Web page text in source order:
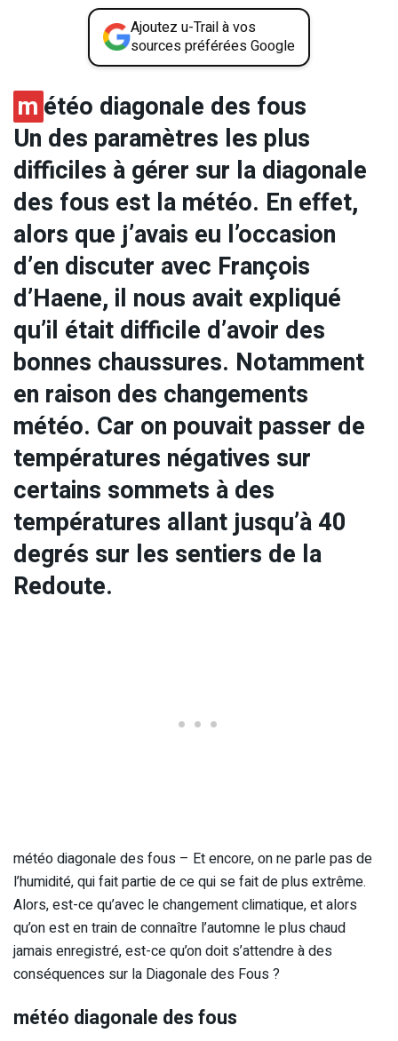
Ajoutez u-Trail à vos
sources préférées Google
m étéo diagonale des fous
Un des paramètres les plus
difficiles à gérer sur la diagonale
des fous est la météo. En effet,
alors que j’avais eu l’occasion
d’en discuter avec François
d’Haene, il nous avait expliqué
qu’il était difficile d’avoir des
bonnes chaussures. Notamment
en raison des changements
météo. Car on pouvait passer de
températures négatives sur
certains sommets à des
températures allant jusqu’à 40
degrés sur les sentiers de la
Redoute.
météo diagonale des fous – Et encore, on ne parle pas de
l’humidité, qui fait partie de ce qui se fait de plus extrême.
Alors, est-ce qu’avec le changement climatique, et alors
qu’on est en train de connaître l’automne le plus chaud
jamais enregistré, est-ce qu’on doit s’attendre à des
conséquences sur la Diagonale des Fous ?
météo diagonale des fous